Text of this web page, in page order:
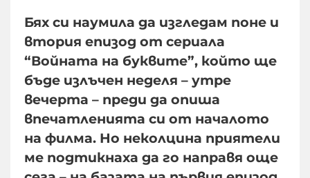
Бях си наумила да изгледам поне и
втория епизод от сериала
“Войната на буквите”, който ще
бъде излъчен неделя – утре
вечерта – преди да опиша
впечатленията си от началото
на филма. Но неколцина приятели
ме подтикнаха да го направя още